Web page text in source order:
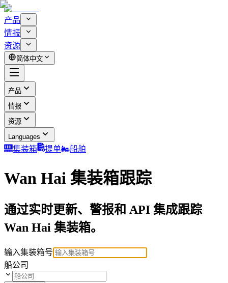
产品
情报
资源
简体中文
产品
情报
资源
Languages
集装箱 提单 船舶
Wan Hai 集装箱跟踪
通过实时更新、警报和 API 集成跟踪
Wan Hai 集装箱。
输入集装箱号
船公司